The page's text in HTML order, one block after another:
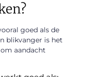
goed als de
blikvanger is het
aandacht